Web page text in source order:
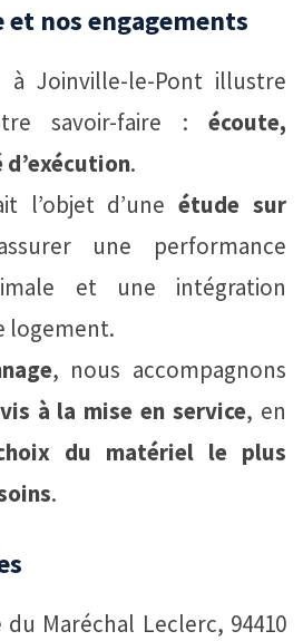
nos engagements
à Joinville-le-Pont illustre
savoir-faire : écoute,
.
l’objet d’uneétude sur
une performance
et une intégration
logement.
, nous accompagnons
à la mise en service, en
du matériel le plus
.
du Maréchal Leclerc, 94410